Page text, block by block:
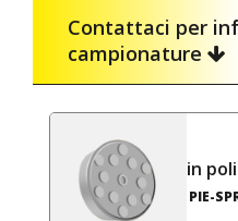
Contattaci per
campionature
in
PIE-